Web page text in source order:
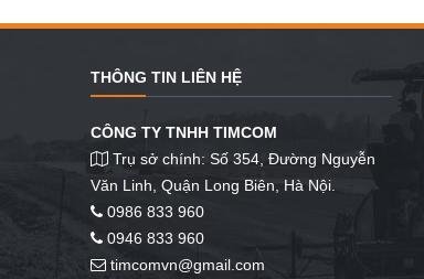
THÔNG TIN LIÊN HỆ
CÔNG TY TNHH TIMCOM
Trụ sở chính: Số 354, Đường Nguyễn
Văn Linh, Quận Long Biên, Hà Nội.
0986 833 960
0946 833 960
timcomvn@gmail.com